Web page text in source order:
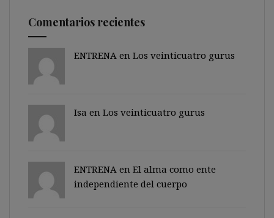
Comentarios recientes
ENTRENA en Los veinticuatro gurus
Isa en Los veinticuatro gurus
ENTRENA en El alma como ente
independiente del cuerpo